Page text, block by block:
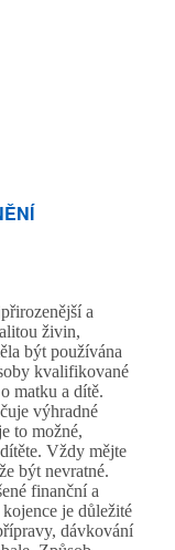
a
živin,
být používána
kvalifikované
matku a dítě.
výhradné
to možné,
Vždy mějte
být nevratné.
finanční a
je důležité
dávkování